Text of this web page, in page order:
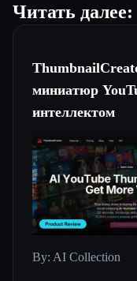
Все категории
О нас
Esc
Читать далее:
миниатюр
интеллектом
By: AI Collection